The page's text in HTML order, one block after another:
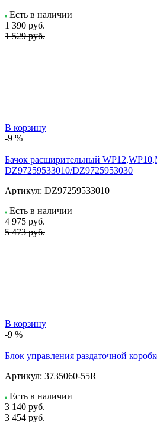
Есть в наличии
1 390 руб.
1 529 руб.
В корзину
-9 %
Бачок расширительный
DZ97259533010/DZ9725953030
Артикул: DZ97259533010
Есть в наличии
4 975 руб.
5 473 руб.
В корзину
-9 %
Блок управления раздаточной
Артикул: 3735060-55R
Есть в наличии
3 140 руб.
3 454 руб.